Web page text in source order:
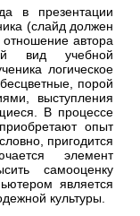
в презентации
(слайд должен
автора
вид учебной
логическое
порой
выступления
В процессе
опыт
пригодится
элемент
самооценку
является
культуры.